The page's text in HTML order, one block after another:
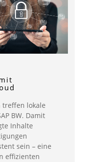
treffen lokale
BW. Damit
Inhalte
sein – eine
effizienten